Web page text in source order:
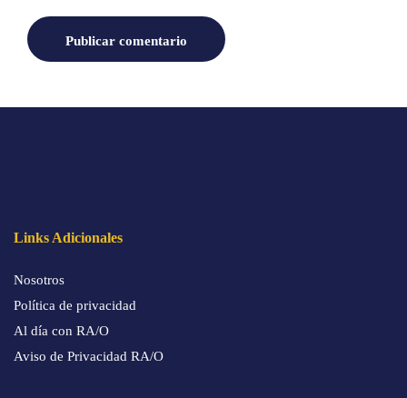
Links Adicionales
Nosotros
Política de privacidad
Al día con RA/O
Aviso de Privacidad RA/O